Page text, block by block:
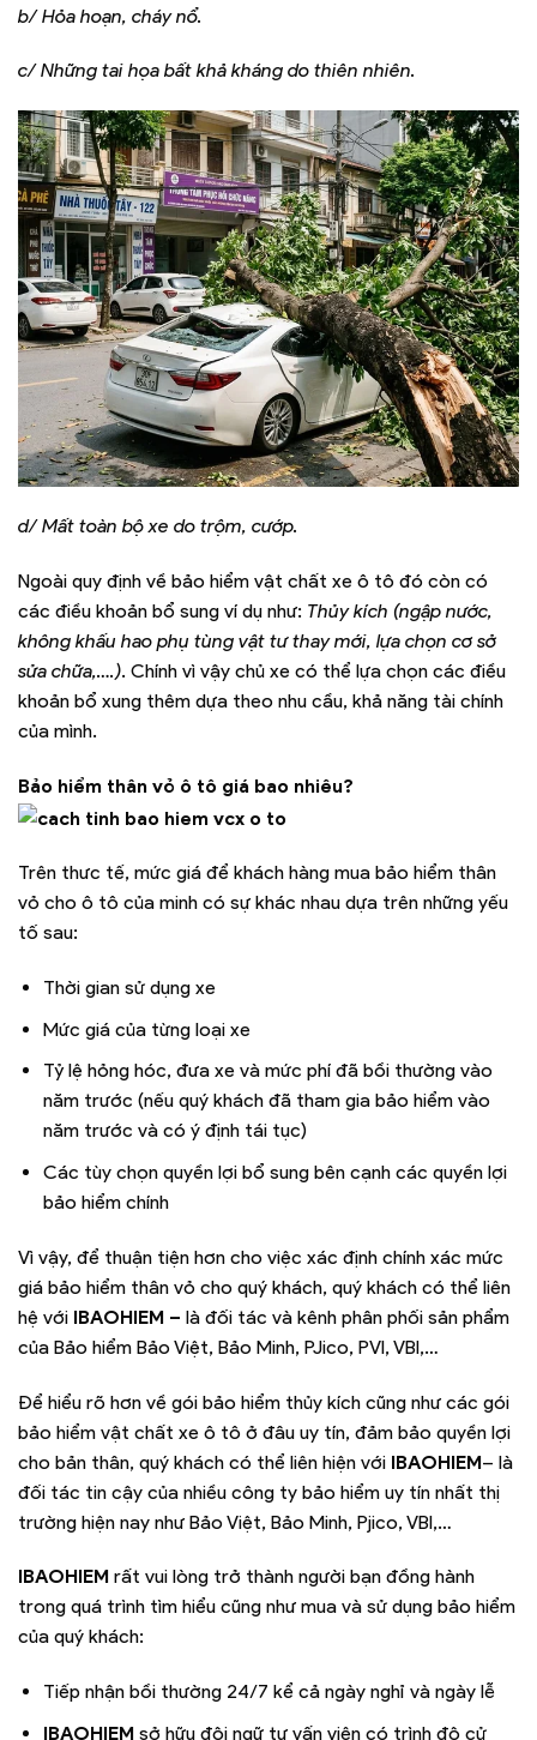
b/ Hỏa hoạn, cháy nổ.
c/ Những tai họa bất khả kháng do thiên nhiên.
d/ Mất toàn bộ xe do trộm, cướp.
Ngoài quy định về bảo hiểm vật chất xe ô tô đó còn có
các điều khoản bổ sung ví dụ như: Thủy kích (ngập nước,
không khấu hao phụ tùng vật tư thay mới, lựa chọn cơ sở
sửa chữa,….). Chính vì vậy chủ xe có thể lựa chọn các điều
khoản bổ xung thêm dựa theo nhu cầu, khả năng tài chính
của mình.
Bảo hiểm thân vỏ ô tô giá bao nhiêu?
Trên thưc tế, mức giá để khách hàng mua bảo hiểm thân
vỏ cho ô tô của minh có sự khác nhau dựa trên những yếu
tố sau:
Thời gian sử dụng xe
Mức giá của từng loại xe
Tỷ lệ hỏng hóc, đưa xe và mức phí đã bồi thường vào
năm trước (nếu quý khách đã tham gia bảo hiểm vào
năm trước và có ý định tái tục)
Các tùy chọn quyền lợi bổ sung bên cạnh các quyền lợi
bảo hiểm chính
Vì vậy, để thuận tiện hơn cho việc xác định chính xác mức
giá bảo hiểm thân vỏ cho quý khách, quý khách có thể liên
hệ với IBAOHIEM – là đối tác và kênh phân phối sản phẩm
của Bảo hiểm Bảo Việt, Bảo Minh, PJico, PVI, VBI,…
Để hiểu rõ hơn về gói bảo hiểm thủy kích cũng như các gói
bảo hiểm vật chất xe ô tô ở đâu uy tín, đảm bảo quyền lợi
cho bản thân, quý khách có thể liên hiện với IBAOHIEM– là
đối tác tin cậy của nhiều công ty bảo hiểm uy tín nhất thị
trường hiện nay như Bảo Việt, Bảo Minh, Pjico, VBI,…
IBAOHIEM rất vui lòng trở thành người bạn đồng hành
trong quá trình tìm hiểu cũng như mua và sử dụng bảo hiểm
của quý khách:
Tiếp nhận bồi thường 24/7 kể cả ngày nghỉ và ngày lễ
IBAOHIEMsở hữu đội ngữ tư vấn viên có trình độ cử